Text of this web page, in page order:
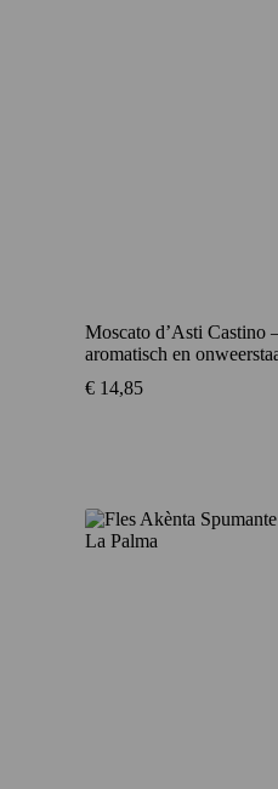
Moscato d’Asti Castino
aromatisch en
€ 14,85